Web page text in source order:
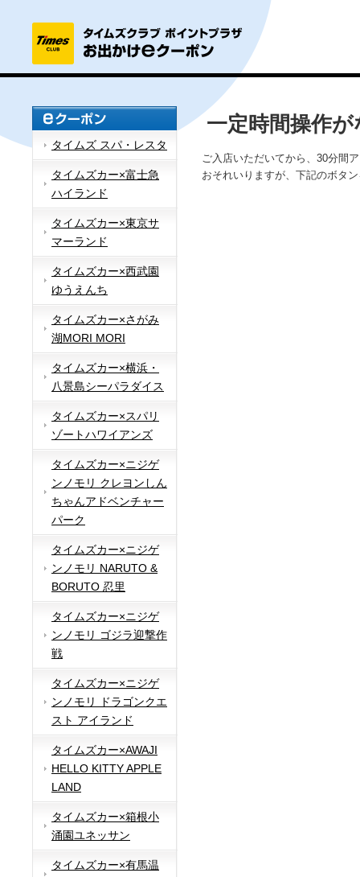
タイムズ スパ・レスタ
タイムズカー×富士急
ハイランド
タイムズカー×東京サ
マーランド
タイムズカー×西武園
ゆうえんち
タイムズカー×さがみ
湖MORI MORI
タイムズカー×横浜・
八景島シーパラダイス
タイムズカー×スパリ
ゾートハワイアンズ
タイムズカー×ニジゲ
ンノモリ クレヨンしん
ちゃんアドベンチャー
パーク
タイムズカー×ニジゲ
ンノモリ NARUTO &
BORUTO 忍里
タイムズカー×ニジゲ
ンノモリ ゴジラ迎撃作
戦
タイムズカー×ニジゲ
ンノモリ ドラゴンクエ
スト アイランド
タイムズカー×AWAJI
HELLO KITTY APPLE
LAND
タイムズカー×箱根小
涌園ユネッサン
タイムズカー×有馬温
一定時間操作
ご入店いただいてから、30分間
おそれいりますが、下記のボタ